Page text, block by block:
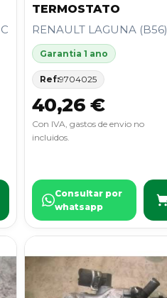
TERMOSTATO
RENAULT LAGUNA (B56)
Garantia 1 ano
Ref:9704025
40,26 €
Con IVA, gastos de envio no
incluidos.
Consultar por
whatsapp